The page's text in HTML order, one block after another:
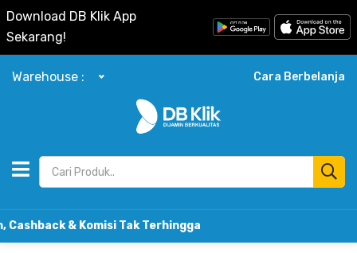
Download DB Klik App
Sekarang!
Warehouse : Cara Berbelanja
& Komisi Tak Terhingga